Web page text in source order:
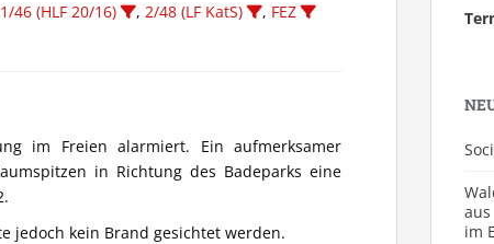
1/46 (HLF 20/16) , 2/48 (LF KatS) , FEZ
im Freien alarmiert. Ein aufmerksamer
in Richtung des Badeparks eine
jedoch kein Brand gesichtet werden.
im